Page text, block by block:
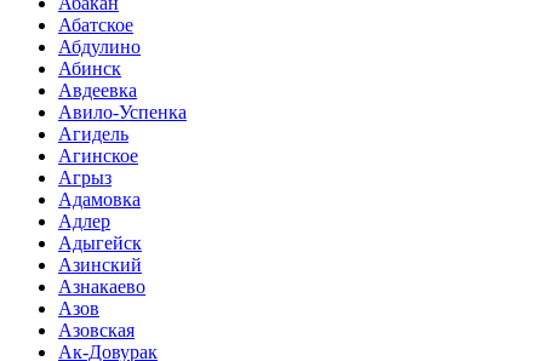
Абатское
Абдулино
Абинск
Авдеевка
Авило-Успенка
Агидель
Агинское
Агрыз
Адамовка
Адлер
Адыгейск
Азинский
Азнакаево
Азов
Азовская
Ак-Довурак